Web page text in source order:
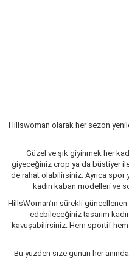
Hillswoman olarak her sezon
Güzel ve şık giyinmek her
giyeceğiniz crop ya da büstiyer
de rahat olabilirsiniz. Ayrıca spor
kadın kaban modelleri ve
HillsWoman’ın sürekli
edebileceğiniz tasarım
kavuşabilirsiniz. Hem sportif hem
Bu yüzden size günün her